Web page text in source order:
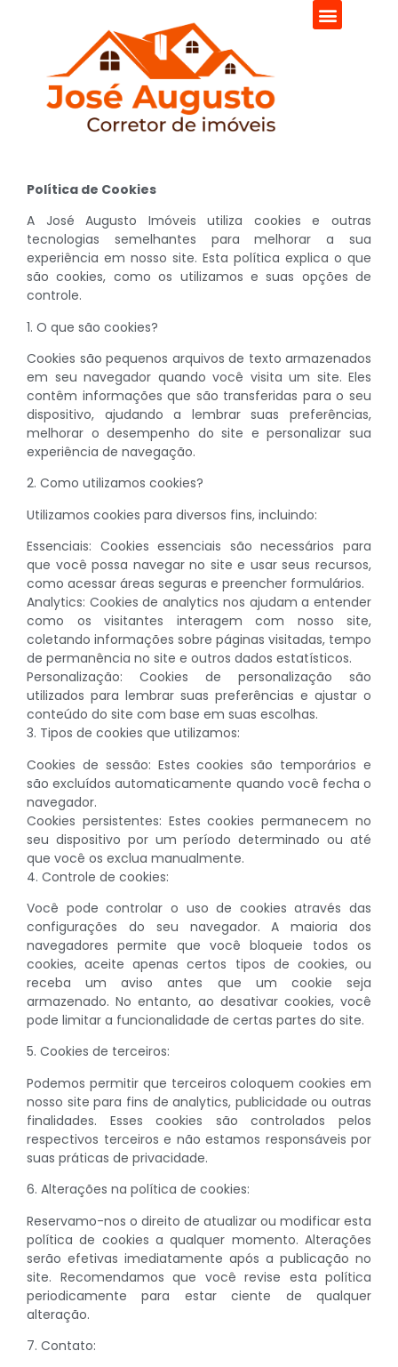
Política de Cookies
A José Augusto Imóveis utiliza cookies e outras
tecnologias semelhantes para melhorar a sua
experiência em nosso site. Esta política explica o que
são cookies, como os utilizamos e suas opções de
controle.
1. O que são cookies?
Cookies são pequenos arquivos de texto armazenados
em seu navegador quando você visita um site. Eles
contêm informações que são transferidas para o seu
dispositivo, ajudando a lembrar suas preferências,
melhorar o desempenho do site e personalizar sua
experiência de navegação.
2. Como utilizamos cookies?
Utilizamos cookies para diversos fins, incluindo:
Essenciais: Cookies essenciais são necessários para
que você possa navegar no site e usar seus recursos,
como acessar áreas seguras e preencher formulários.
Analytics: Cookies de analytics nos ajudam a entender
como os visitantes interagem com nosso site,
coletando informações sobre páginas visitadas, tempo
de permanência no site e outros dados estatísticos.
Personalização: Cookies de personalização são
utilizados para lembrar suas preferências e ajustar o
conteúdo do site com base em suas escolhas.
3. Tipos de cookies que utilizamos:
Cookies de sessão: Estes cookies são temporários e
são excluídos automaticamente quando você fecha o
navegador.
Cookies persistentes: Estes cookies permanecem no
seu dispositivo por um período determinado ou até
que você os exclua manualmente.
4. Controle de cookies:
Você pode controlar o uso de cookies através das
configurações do seu navegador. A maioria dos
navegadores permite que você bloqueie todos os
cookies, aceite apenas certos tipos de cookies, ou
receba um aviso antes que um cookie seja
armazenado. No entanto, ao desativar cookies, você
pode limitar a funcionalidade de certas partes do site.
5. Cookies de terceiros:
Podemos permitir que terceiros coloquem cookies em
nosso site para fins de analytics, publicidade ou outras
finalidades. Esses cookies são controlados pelos
respectivos terceiros e não estamos responsáveis por
suas práticas de privacidade.
6. Alterações na política de cookies:
Reservamo-nos o direito de atualizar ou modificar esta
política de cookies a qualquer momento. Alterações
serão efetivas imediatamente após a publicação no
site. Recomendamos que você revise esta política
periodicamente para estar ciente de qualquer
alteração.
7. Contato: